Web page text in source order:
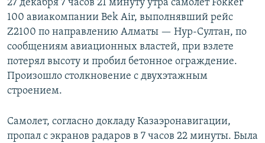
27 декабря 7 часов 21 минуту утра самолет Fokker
100 авиакомпании Bek Air, выполнявший рейс
Z2100 по направлению Алматы — Нур-Султан, по
сообщениям авиационных властей, при взлете
потерял высоту и пробил бетонное ограждение.
Произошло столкновение с двухэтажным
строением.
Самолет, согласно докладу Казаэронавигации,
пропал с экранов радаров в 7 часов 22 минуты. Была